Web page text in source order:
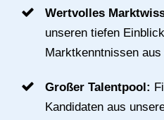
Wertvolles
unseren tiefen
Marktkenntnissen
Großer Talentpool:
Kandidaten aus